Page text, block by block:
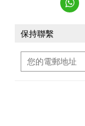
保持聯繫